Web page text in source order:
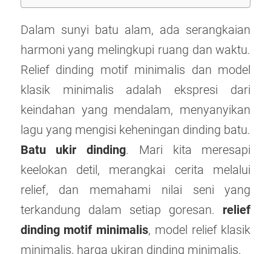
Dalam sunyi batu alam, ada serangkaian
harmoni yang melingkupi ruang dan waktu.
Relief dinding motif minimalis dan model
klasik minimalis adalah ekspresi dari
keindahan yang mendalam, menyanyikan
lagu yang mengisi keheningan dinding batu.
Batu ukir dinding. Mari kita meresapi
keelokan detil, merangkai cerita melalui
relief, dan memahami nilai seni yang
terkandung dalam setiap goresan. relief
dinding motif minimalis, model relief klasik
minimalis, harga ukiran dinding minimalis.